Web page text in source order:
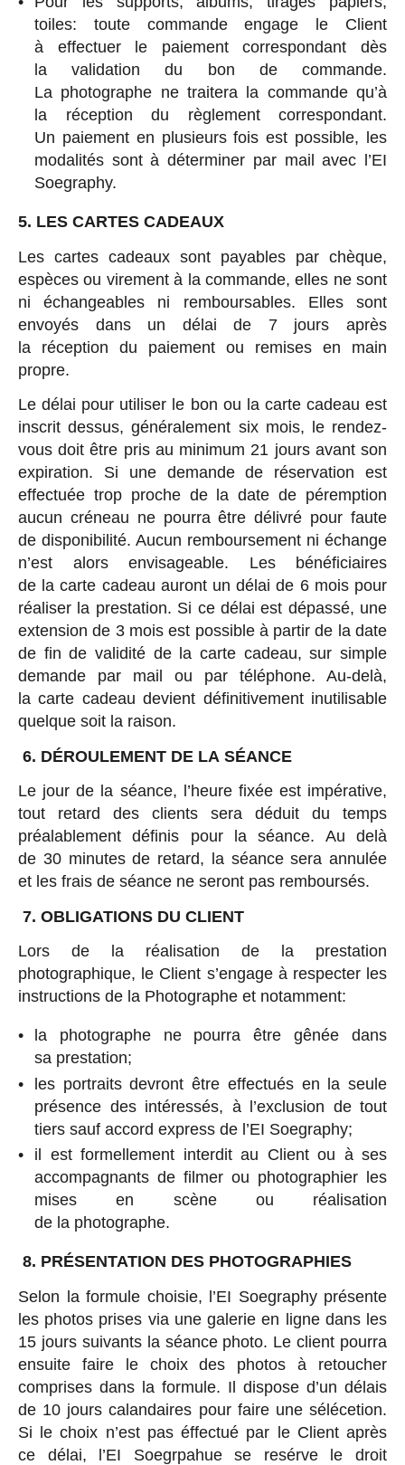
toiles: toute commande engage le Client
à effectuer le paiement correspondant dès
la validation du bon de commande.
La photographe ne traitera la commande qu’à
la réception du règlement correspondant.
Un paiement en plusieurs fois est possible, les
modalités sont à déterminer par mail avec l’EI
Soegraphy.
5. LES CARTES CADEAUX
Les cartes cadeaux sont payables par chèque,
espèces ou virement à la commande, elles ne sont
ni échangeables ni remboursables. Elles sont
envoyés dans un délai de 7 jours après
la réception du paiement ou remises en main
propre.
Le délai pour utiliser le bon ou la carte cadeau est
inscrit dessus, généralement six mois, le rendez-
vous doit être pris au minimum 21 jours avant son
expiration. Si une demande de réservation est
effectuée trop proche de la date de péremption
aucun créneau ne pourra être délivré pour faute
de disponibilité. Aucun remboursement ni échange
n’est alors envisageable. Les bénéficiaires
de la carte cadeau auront un délai de 6 mois pour
réaliser la prestation. Si ce délai est dépassé, une
extension de 3 mois est possible à partir de la date
de fin de validité de la carte cadeau, sur simple
demande par mail ou par téléphone. Au-delà,
la carte cadeau devient définitivement inutilisable
quelque soit la raison.
6. DÉROULEMENT DE LA SÉANCE
Le jour de la séance, l’heure fixée est impérative,
tout retard des clients sera déduit du temps
préalablement définis pour la séance. Au delà
de 30 minutes de retard, la séance sera annulée
et les frais de séance ne seront pas remboursés.
7. OBLIGATIONS DU CLIENT
Lors de la réalisation de la prestation
photographique, le Client s’engage à respecter les
instructions de la Photographe et notamment:
la photographe ne pourra être gênée dans
sa prestation;
les portraits devront être effectués en la seule
présence des intéressés, à l’exclusion de tout
tiers sauf accord express de l’EI Soegraphy;
il est formellement interdit au Client ou à ses
accompagnants de filmer ou photographier les
mises en scène ou réalisation
de la photographe.
8. PRÉSENTATION DES PHOTOGRAPHIES
Selon la formule choisie, l’EI Soegraphy présente
les photos prises via une galerie en ligne dans les
15 jours suivants la séance photo. Le client pourra
ensuite faire le choix des photos à retoucher
comprises dans la formule. Il dispose d’un délais
de 10 jours calandaires pour faire une sélécetion.
Si le choix n’est pas éffectué par le Client après
ce délai, l’EI Soegrpahue se resérve le droit